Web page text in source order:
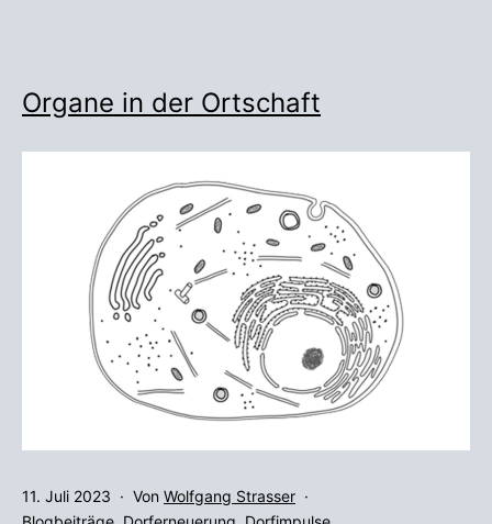
Organe in der Ortschaft
Veröffentlicht
am
11. Juli 2023 Von Wolfgang Strasser
Kategorisiert